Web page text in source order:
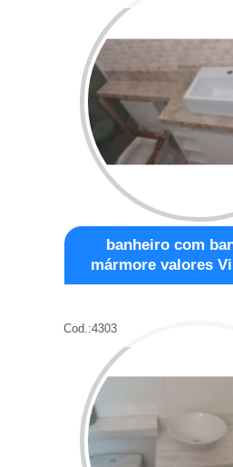
banheiro com
mármore valores
Cod.:4303